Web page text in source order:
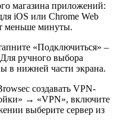
магазина приложений:
iOS или Chrome Web
меньше минуты.
«Подключиться» –
ручного выбора
в нижней части экрана.
создавать VPN-
→ «VPN», включите
выберите сервер из